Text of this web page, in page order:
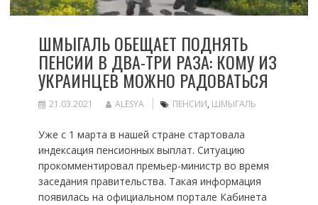
ШМЫГАЛЬ ОБЕЩАЕТ ПОДНЯТЬ
ПЕНСИИ В ДВА-ТРИ РАЗА: КОМУ ИЗ
УКРАИНЦЕВ МОЖНО РАДОВАТЬСЯ
21.03.2021 ALESYA ПЕНСИИ, ШМЫГАЛЬ
Уже с 1 марта в нашей стране стартовала
индексация пенсионных выплат. Ситуацию
прокомментировал премьер-министр во время
заседания правительства. Такая информация
появилась на официальном портале Кабинета